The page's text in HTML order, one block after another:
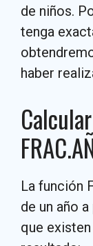
de niños.
tenga
haber
La función
de un año
que